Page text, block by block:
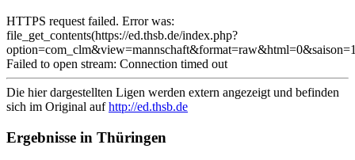
HTTPS request failed. Error was:
file_get_contents(https://ed.thsb.de/index.php?
Failed to open stream: Connection timed out
Die hier dargestellten Ligen werden extern angezeigt und befinden
sich im Original aufhttp://ed.thsb.de
Ergebnisse in Thüringen